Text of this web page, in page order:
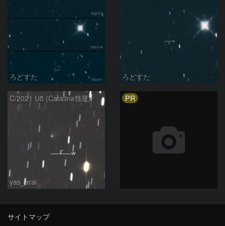
ろどすた ろどすた
C/2021 U5 (Catalina彗星)
yas_arai
PR
サイトマップ